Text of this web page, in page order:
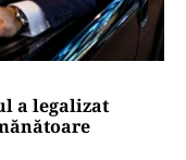
a legalizat